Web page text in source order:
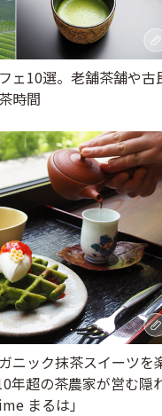
ェ10選。老舗茶舗や古
時間
ニック抹茶スイーツを
年超の茶農家が営む隠
まるは」